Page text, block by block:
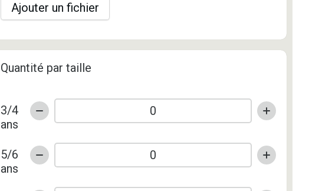
Ajouter un fichier
Quantité par taille
3/4
ans
5/6
ans